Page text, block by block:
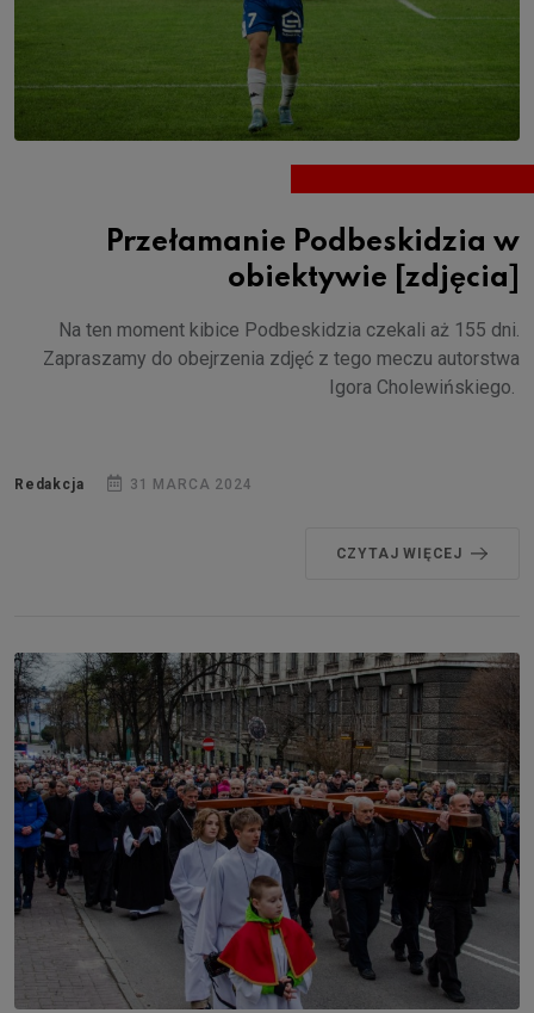
Przełamanie Podbeskidzia w
obiektywie [zdjęcia]
Na ten moment kibice Podbeskidzia czekali aż 155 dni.
Zapraszamy do obejrzenia zdjęć z tego meczu autorstwa
Igora Cholewińskiego.
Redakcja 31 MARCA 2024
CZYTAJ WIĘCEJ